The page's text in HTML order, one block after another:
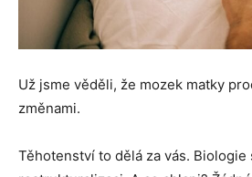
Už jsme věděli, že mozek matky
změnami.
Těhotenství to dělá za vás. Biologie